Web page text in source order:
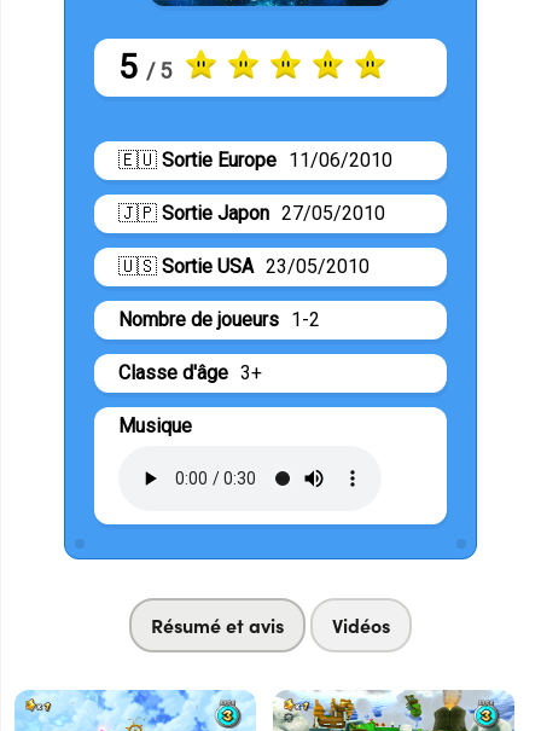
5 / 5
🇪🇺 Sortie Europe 11/06/2010
🇯🇵 Sortie Japon 27/05/2010
🇺🇸 Sortie USA 23/05/2010
Nombre de joueurs 1-2
Classe d'âge 3+
Musique
Résumé et avis Vidéos